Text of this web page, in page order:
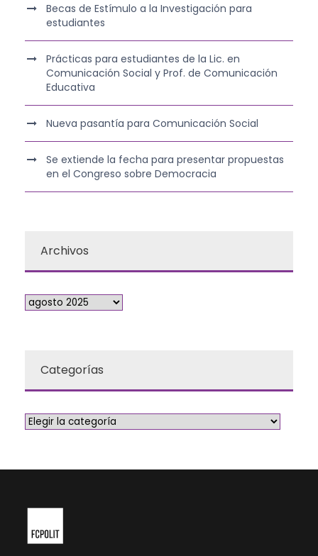
Becas de Estímulo a la Investigación para
estudiantes
Prácticas para estudiantes de la Lic. en
Comunicación Social y Prof. de Comunicación
Educativa
Nueva pasantía para Comunicación Social
Se extiende la fecha para presentar propuestas
en el Congreso sobre Democracia
Archivos
Categorías